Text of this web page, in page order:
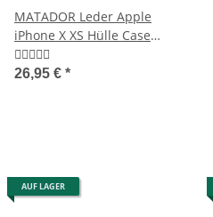
MATADOR Leder Apple
iPhone X XS Hülle Case
Gürteltasche Schwarz
26,95 € *
AUF LAGER